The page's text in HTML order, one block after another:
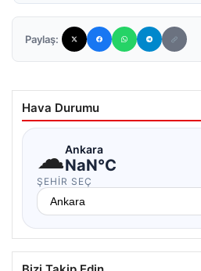
Paylaş:
Hava Durumu
☁Ankara
NaN°C
ŞEHIR SEÇ